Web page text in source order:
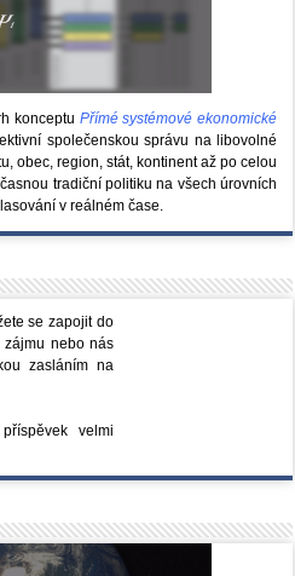
konceptu Přímé systémové ekonomické
společenskou správu na libovolné
obec, region, stát, kontinent až po celou
tradiční politiku na všech úrovních
v reálném čase.
se zapojit do
nebo nás
zasláním na
velmi